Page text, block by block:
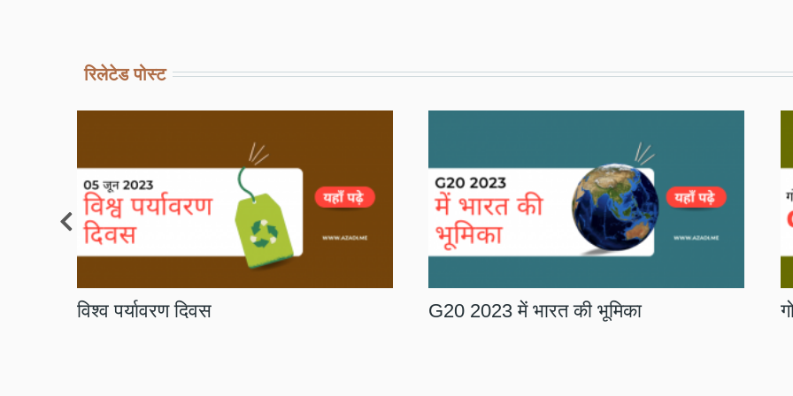
रिलेटेड पोस्ट
01 मई: अंतर्राष्ट्रीय मज़दूर दिवस जन्मदिन विशेष: महात्मा ज्योतिबा फुले